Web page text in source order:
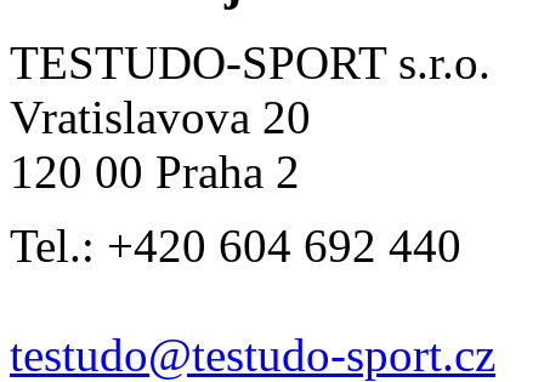
TESTUDO-SPORT s.r.o.
Vratislavova 20
120 00 Praha 2
Tel.: +420 604 692 440
testudo@testudo-sport.cz